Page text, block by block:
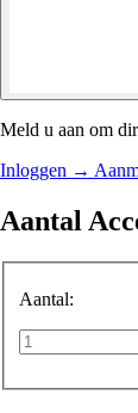
Meld u aan om
Inloggen →
Aantal
Aantal: